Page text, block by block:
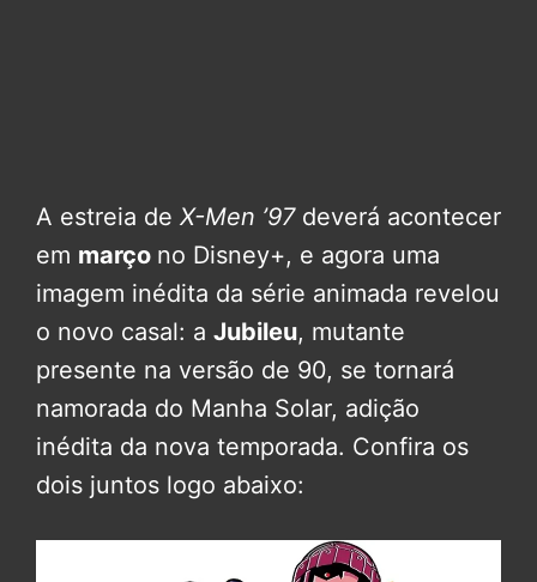
A estreia de X-Men ’97deverá acontecer
em março no Disney+, e agora uma
imagem inédita da série animada revelou
o novo casal: a Jubileu, mutante
presente na versão de 90, se tornará
namorada do Manha Solar, adição
inédita da nova temporada. Confira os
dois juntos logo abaixo: